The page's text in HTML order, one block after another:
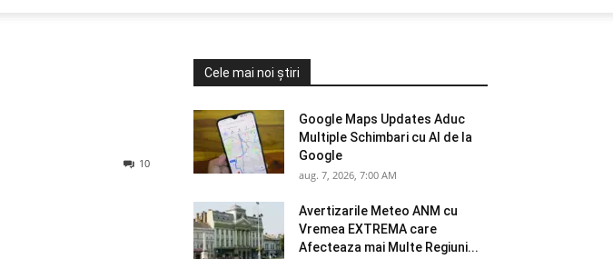
10
Cele mai noi știri
Google Maps Updates Aduc
Multiple Schimbari cu AI de la
Google
aug. 7, 2026, 7:00 AM
Avertizarile Meteo ANM cu
Vremea EXTREMA care
Afecteaza mai Multe Regiuni...